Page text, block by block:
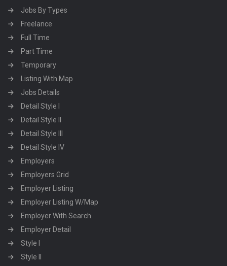
Jobs By Types
Freelance
Full Time
Part Time
Temporary
Listing With Map
Jobs Details
Detail Style I
Detail Style II
Detail Style III
Detail Style IV
Employers
Employers Grid
Employer Listing
Employer Listing W/Map
Employer With Search
Employer Detail
Style I
Style II